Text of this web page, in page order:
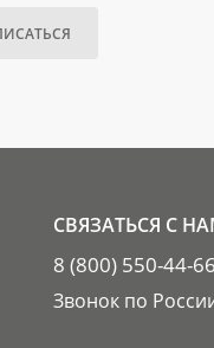
СВЯЗАТЬСЯ С
8 (800) 550-44-66
Звонок по